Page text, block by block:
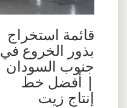
قائمة استخراج
بذور الخروع في
جنوب السودان
| أفضل خط
إنتاج زيت